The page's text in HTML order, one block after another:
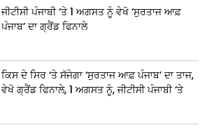
ਜੀਟੀਸੀ ਪੰਜਾਬੀ ‘ਤੇ 1 ਅਗਸਤ ਨੂੰ ਵੇਖੋ ‘ਸੁਰਤਾਜ ਆਫ਼
ਪੰਜਾਬ’ ਦਾ ਗ੍ਰੈਂਡ ਫਿਨਾਲੇ
ਕਿਸ ਦੇ ਸਿਰ ‘ਤੇ ਸੱਜੇਗਾ ‘ਸੁਰਤਾਜ ਆਫ਼ ਪੰਜਾਬ’ ਦਾ ਤਾਜ,
ਵੇਖੋ ਗ੍ਰੈਂਡ ਫਿਨਾਲੇ, 1 ਅਗਸਤ ਨੂੰ, ਜੀਟੀਸੀ ਪੰਜਾਬੀ ‘ਤੇ